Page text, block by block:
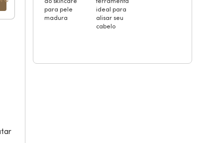
para pele
madura
ideal para
alisar seu
cabelo